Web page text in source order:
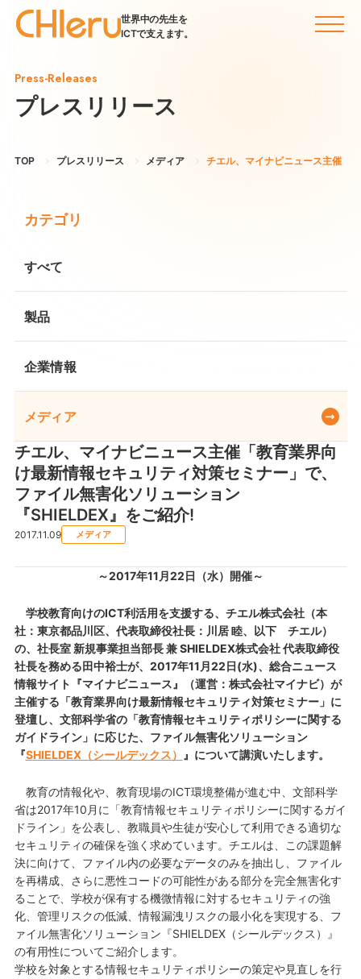
世界中の先生を
ICTで支えます。
Press-Releases
プレスリリース
TOP プレスリリース メディア チエル、マイナビニュース主催「
カテゴリ
すべて
製品
企業情報
メディア
チエル、マイナビニュース主催「教育業界向
け最新情報セキュリティ対策セミナー」で、
ファイル無害化ソリューション
『SHIELDEX』をご紹介!
2017.11.09 メディア
～2017年11月22日（水）開催～
学校教育向けのICT利活用を支援する、チエル株式会社（本
社：東京都品川区、代表取締役社長：川居 睦、以下 チエル）
の、社長室 新規事業担当部長 兼 SHIELDEX株式会社 代表取締役
社長を務める田中裕士が、2017年11月22日(水)、総合ニュース
情報サイト『マイナビニュース』（運営：株式会社マイナビ）が
主催する「教育業界向け最新情報セキュリティ対策セミナー」に
登壇し、文部科学省の「教育情報セキュリティポリシーに関する
ガイドライン」に応じた、ファイル無害化ソリューション
『SHIELDEX（シールデックス） 』について講演いたします。
教育の情報化や、教育現場のICT環境整備が進む中、文部科学
省は2017年10月に「教育情報セキュリティポリシーに関するガイ
ドライン」を公表し、教職員や生徒が安心して利用できる適切な
セキュリティの確保を強く求めています。チエルは、この課題解
決に向けて、ファイル内の必要なデータのみを抽出し、ファイル
を再構成、さらに悪性コードの可能性がある部分を完全無害化す
ることで、学校が保有する機微情報に対するセキュリティの強
化、管理リスクの低減、情報漏洩リスクの最小化を実現する、フ
ァイル無害化ソリューション『SHIELDEX（シールデックス）』
の有用性についてご紹介します。
学校を対象とする情報セキュリティポリシーの策定や見直しを行